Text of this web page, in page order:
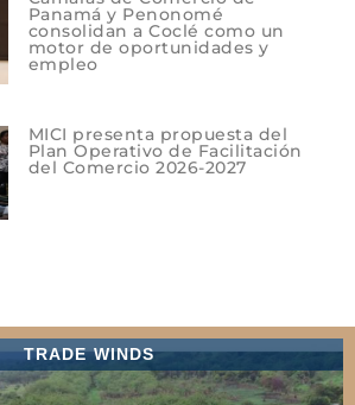
Panamá y Penonomé
consolidan a Coclé como un
motor de oportunidades y
empleo
MICI presenta propuesta del
Plan Operativo de Facilitación
del Comercio 2026-2027
TRADE WINDS